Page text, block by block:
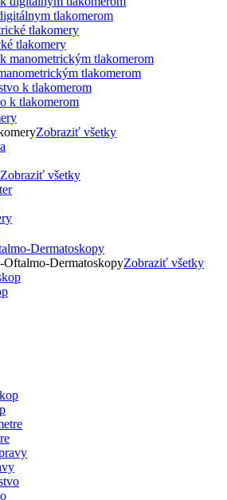
tlakomerom
tlakomery
tlakomerom
k tlakomerom
Zobraziť všetky
Zobraziť všetky
Dermatoskopy
DermatoskopyZobraziť všetky